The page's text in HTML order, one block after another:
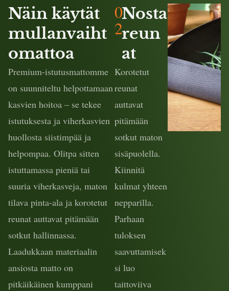
Näin käytät
mullanvaiht
omattoa
Premium-istutusmattomme
on suunniteltu helpottamaan
kasvien hoitoa – se tekee
istutuksesta ja viherkasvien
huollosta siistimpää ja
helpompaa. Olitpa sitten
istuttamassa pieniä tai
suuria viherkasveja, maton
tilava pinta-ala ja korotetut
reunat auttavat pitämään
sotkut hallinnassa.
Laadukkaan materiaalin
ansiosta matto on
pitkäikäinen kumppani
0
2
Nosta
reun
at
Korotetut
reunat
auttavat
pitämään
sotkut maton
sisäpuolella.
Kiinnitä
kulmat yhteen
nepparilla.
Parhaan
tuloksen
saavuttamisek
si luo
taittoviiva